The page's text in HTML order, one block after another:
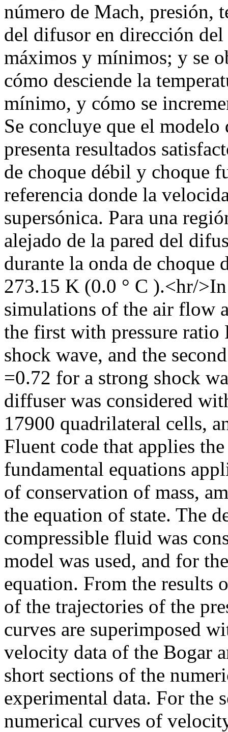
número de Mach, presión,
del difusor en dirección del
máximos y mínimos; y se
cómo desciende la
mínimo, y cómo se
Se concluye que el
presenta resultados
de choque débil y choque
referencia donde la
supersónica. Para una
alejado de la pared del
durante la onda de choque
273.15 K (0.0 ° C ).<hr/
simulations of the air flow
the first with pressure ratio
shock wave, and the
=0.72 for a strong shock
diffuser was considered
17900 quadrilateral cells,
Fluent code that applies
fundamental equations
of conservation of mass,
the equation of state. The
compressible fluid was
model was used, and for
equation. From the results
of the trajectories of the
curves are superimposed
velocity data of the Bogar
short sections of the
experimental data. For the
numerical curves of